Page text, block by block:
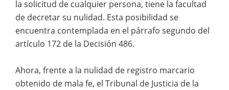
la solicitud de cualquier persona, tiene la facultad
de decretar su nulidad. Esta posibilidad se
encuentra contemplada en el párrafo segundo del
artículo 172 de la Decisión 486.
Ahora, frente a la nulidad de registro marcario
obtenido de mala fe, el Tribunal de Justicia de la